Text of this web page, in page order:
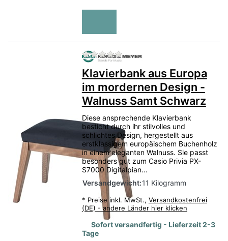
Zu diesem Produkt liegen
Klavierbank aus Europa
im mordernen Design -
Walnuss Samt Schwarz
Diese ansprechende Klavierbank
besticht durch ihr stilvolles und
schlichtes Design, hergestellt aus
erstklassigem europäischem Buchenholz
in einem eleganten Walnuss. Sie passt
besonders gut zum Casio Privia PX-
S7000 Digitalpian…
Versandgewicht:11 Kilogramm
* Preise inkl. MwSt., Versandkostenfrei
(DE) - andere Länder hier klicken
Sofort versandfertig - Lieferzeit 2-3
Tage